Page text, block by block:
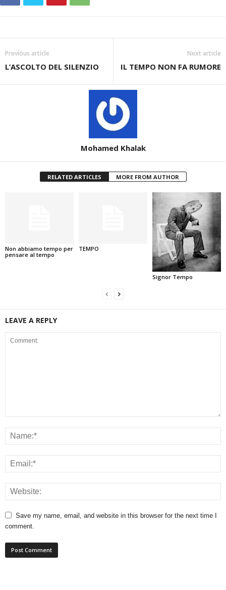
Previous article
L’ASCOLTO DEL SILENZIO
Next article
IL TEMPO NON FA RUMORE
Mohamed Khalak
RELATED ARTICLES MORE FROM AUTHOR
Non abbiamo tempo per
pensare al tempo
TEMPO
Signor Tempo
LEAVE A REPLY
Save my name, email, and website in this browser for the next time I
comment.